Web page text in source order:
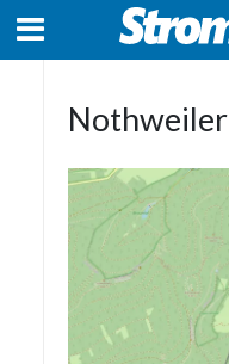
Nothweiler